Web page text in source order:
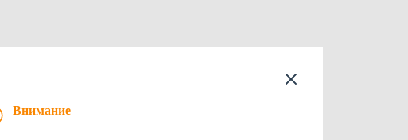
Внимание